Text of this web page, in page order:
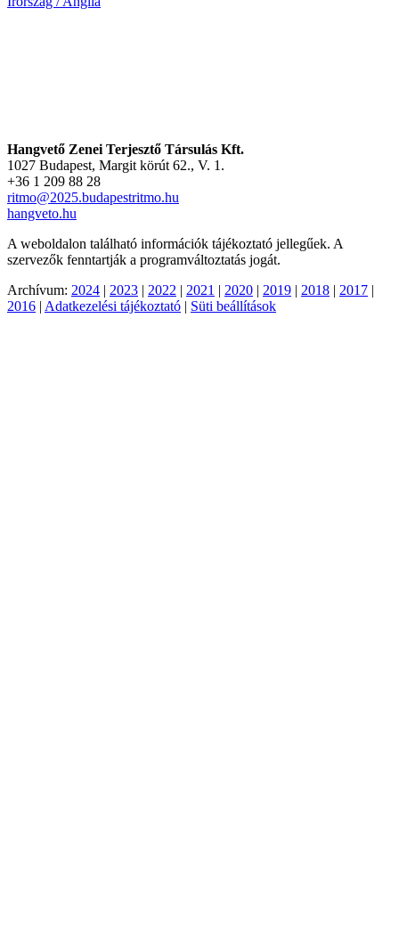
Hangvető Zenei Terjesztő Társulás Kft.
1027 Budapest, Margit körút 62., V. 1.
+36 1 209 88 28
ritmo@2025.budapestritmo.hu
hangveto.hu
A weboldalon található információk tájékoztató jellegűek. A
szervezők fenntartják a programváltoztatás jogát.
Archívum: 2024 | 2023 | 2022 | 2021 | 2020 | 2019 | 2018 | 2017 |
2016 | Adatkezelési tájékoztató | Süti beállítások